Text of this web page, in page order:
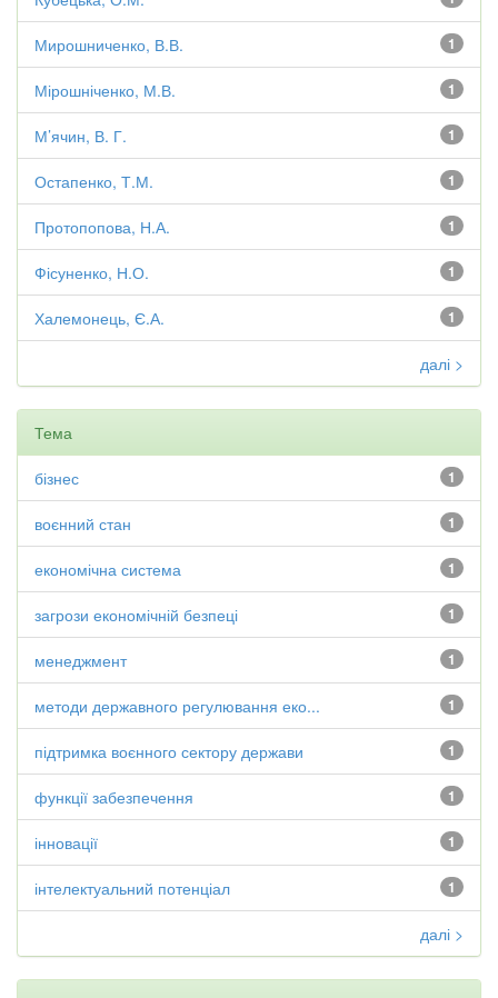
1
Мирошниченко, В.В.
1
Мірошніченко, М.В.
1
М’ячин, В. Г.
1
Остапенко, Т.М.
1
Протопопова, Н.А.
1
Фісуненко, Н.О.
1
Халемонець, Є.А.
далі >
Тема
1
бізнес
1
воєнний стан
1
економічна система
1
загрози економічній безпеці
1
менеджмент
1
методи державного регулювання еко...
1
підтримка воєнного сектору держави
1
функції забезпечення
1
інновації
1
інтелектуальний потенціал
далі >